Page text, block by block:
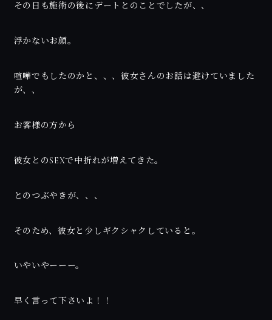
その日も施術の後にデートとのことでしたが、、
浮かないお顔。
喧嘩でもしたのかと、、、彼女さんのお話は避けていました
が、、
お客様の方から
彼女とのSEXで中折れが増えてきた。
とのつぶやきが、、、
そのため、彼女と少しギクシャクしていると。
いやいやーーー。
早く言って下さいよ！！